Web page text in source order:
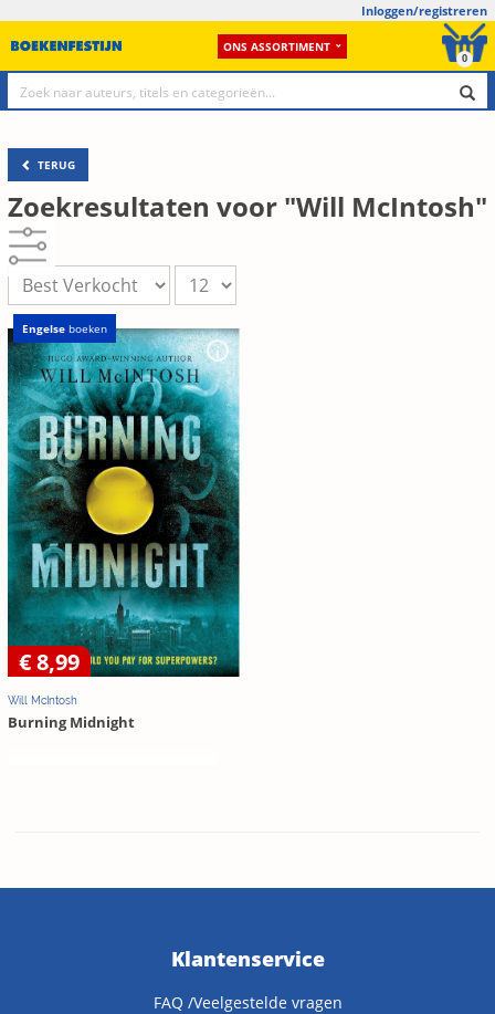
Inloggen/registreren
ONS ASSORTIMENT
0
TERUG
Zoekresultaten voor "Will McIntosh"
Engelseboeken
€ 8,99
Will McIntosh
Burning Midnight
Klantenservice
FAQ /Veelgestelde vragen